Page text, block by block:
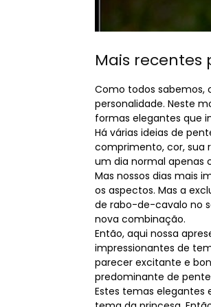
Mais recentes
Como todos sabemos,
personalidade. Neste
formas elegantes que
Há várias ideias de
comprimento, cor, sua
um dia normal apenas
Mas nossos dias mais
os aspectos. Mas a
de rabo-de-cavalo no
nova combinação.
Então, aqui nossa
impressionantes de
parecer excitante e
predominante de
Estes temas elegantes